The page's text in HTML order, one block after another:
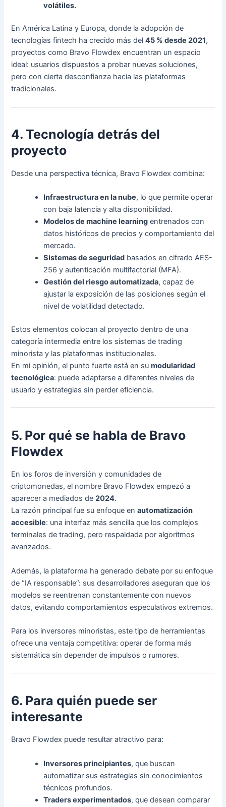
volátiles.
En América Latina y Europa, donde la adopción de
tecnologías fintech ha crecido más del45 % desde 2021,
proyectos como Bravo Flowdex encuentran un espacio
ideal: usuarios dispuestos a probar nuevas soluciones,
pero con cierta desconfianza hacia las plataformas
tradicionales.
4. Tecnología detrás del
proyecto
Desde una perspectiva técnica, Bravo Flowdex combina:
Infraestructura en la nube, lo que permite operar
con baja latencia y alta disponibilidad.
Modelos de machine learning entrenados con
datos históricos de precios y comportamiento del
mercado.
Sistemas de seguridad basados en cifrado AES-
256 y autenticación multifactorial (MFA).
Gestión del riesgo automatizada, capaz de
ajustar la exposición de las posiciones según el
nivel de volatilidad detectado.
Estos elementos colocan al proyecto dentro de una
categoría intermedia entre los sistemas de trading
minorista y las plataformas institucionales.
En mi opinión, el punto fuerte está en sumodularidad
tecnológica: puede adaptarse a diferentes niveles de
usuario y estrategias sin perder eficiencia.
5. Por qué se habla de Bravo
Flowdex
En los foros de inversión y comunidades de
criptomonedas, el nombre Bravo Flowdex empezó a
aparecer a mediados de2024.
La razón principal fue su enfoque enautomatización
accesible: una interfaz más sencilla que los complejos
terminales de trading, pero respaldada por algoritmos
avanzados.
Además, la plataforma ha generado debate por su enfoque
de “IA responsable”: sus desarrolladores aseguran que los
modelos se reentrenan constantemente con nuevos
datos, evitando comportamientos especulativos extremos.
Para los inversores minoristas, este tipo de herramientas
ofrece una ventaja competitiva: operar de forma más
sistemática sin depender de impulsos o rumores.
6. Para quién puede ser
interesante
Bravo Flowdex puede resultar atractivo para:
Inversores principiantes, que buscan
automatizar sus estrategias sin conocimientos
técnicos profundos.
Traders experimentados, que desean comparar